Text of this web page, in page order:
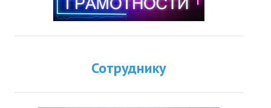
Сотруднику